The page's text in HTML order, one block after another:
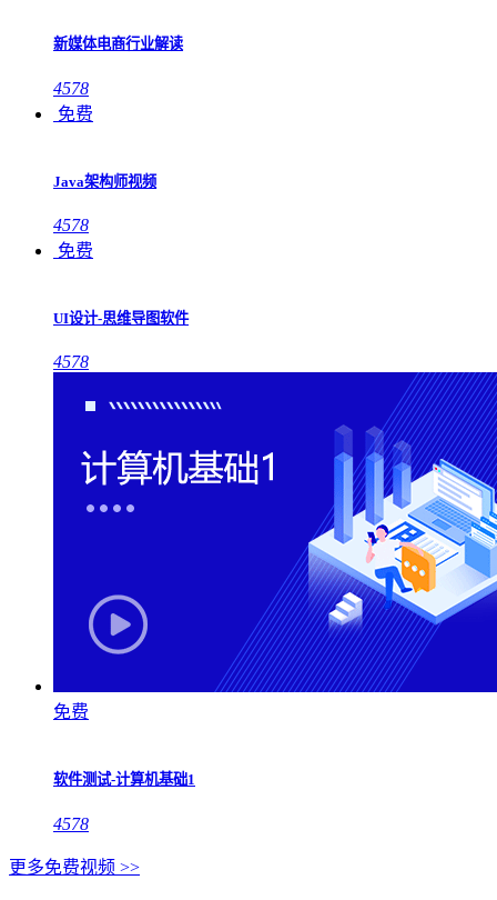
新媒体电商行业解读
4578
免费
Java架构师视频
4578
免费
UI设计-思维导图软件
4578
免费
软件测试-计算机基础1
4578
更多免费视频 >>